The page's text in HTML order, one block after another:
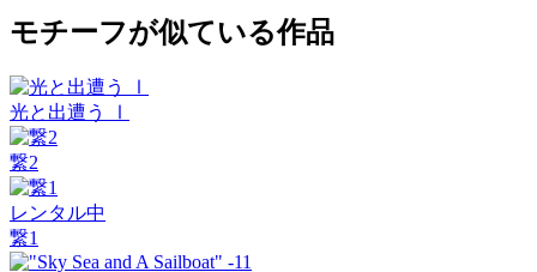
モチーフが似ている作品
光と出遭う Ⅰ
繋2
レンタル中
繋1